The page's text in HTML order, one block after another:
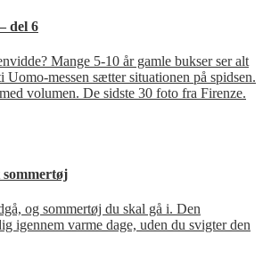
del 6
Mange 5-10 år gamle bukser ser alt
messen sætter situationen på spidsen.
volumen. De sidste 30 foto fra Firenze.
og sommertøj du skal gå i. Den
igennem varme dage, uden du svigter den